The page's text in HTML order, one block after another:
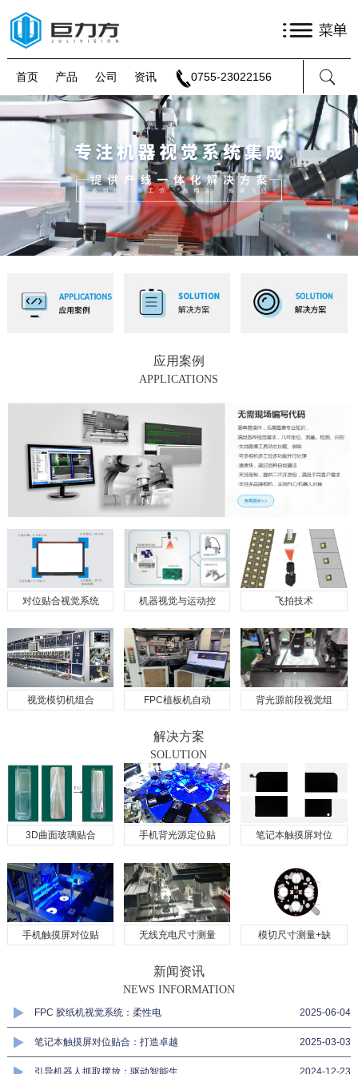
首页 产品 公司 资讯 0755-23022156
应用案例
APPLICATIONS
对位贴合视觉系统 机器视觉与运动控 飞拍技术
视觉模切机组合 FPC植板机自动 背光源前段视觉组
解决方案
SOLUTION
3D曲面玻璃贴合 手机背光源定位贴 笔记本触摸屏对位
手机触摸屏对位贴 无线充电尺寸测量 模切尺寸测量+缺
新闻资讯
NEWS INFORMATION
FPC 胶纸机视觉系统：柔性电 2025-06-04
笔记本触摸屏对位贴合：打造卓越 2025-03-03
引导机器人抓取摆放：驱动智能生 2024-12-23